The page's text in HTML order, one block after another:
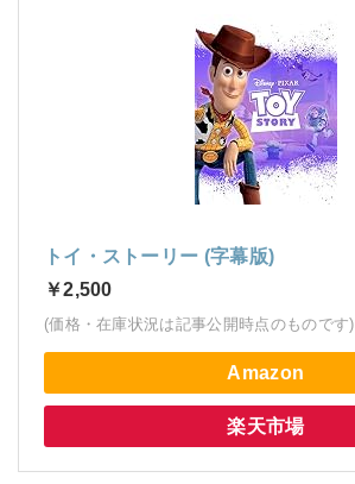
トイ・ストーリー (字幕版)
￥2,500
(価格・在庫状況は記事公開時点のものです)
Amazon
楽天市場